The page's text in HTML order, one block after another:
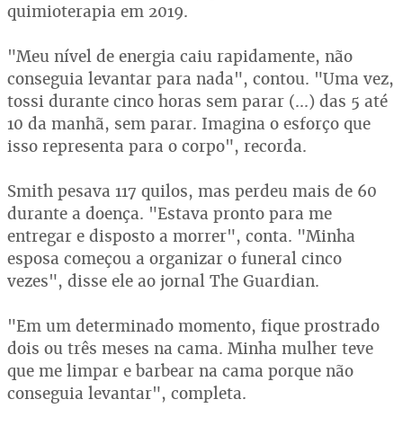
quimioterapia em 2019.
"Meu nível de energia caiu rapidamente, não
conseguia levantar para nada", contou. "Uma vez,
tossi durante cinco horas sem parar (...) das 5 até
10 da manhã, sem parar. Imagina o esforço que
isso representa para o corpo", recorda.
Smith pesava 117 quilos, mas perdeu mais de 60
durante a doença. "Estava pronto para me
entregar e disposto a morrer", conta. "Minha
esposa começou a organizar o funeral cinco
vezes", disse ele ao jornal The Guardian.
"Em um determinado momento, fique prostrado
dois ou três meses na cama. Minha mulher teve
que me limpar e barbear na cama porque não
conseguia levantar", completa.